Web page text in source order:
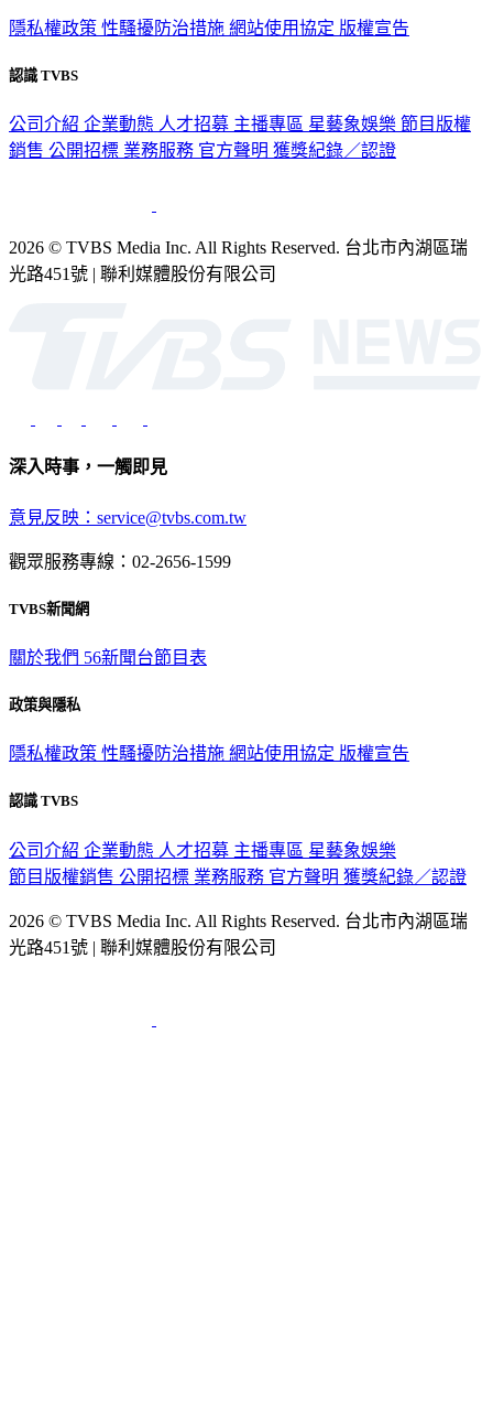
隱私權政策 性騷擾防治措施 網站使用協定 版權宣告
認識 TVBS
公司介紹 企業動態 人才招募 主播專區 星藝象娛樂 節目版權
銷售 公開招標 業務服務 官方聲明 獲獎紀錄／認證
2026 © TVBS Media Inc. All Rights Reserved. 台北市內湖區瑞
光路451號 | 聯利媒體股份有限公司
深入時事，一觸即見
意見反映：service@tvbs.com.tw
觀眾服務專線：02-2656-1599
TVBS新聞網
關於我們 56新聞台節目表
政策與隱私
隱私權政策 性騷擾防治措施 網站使用協定 版權宣告
認識 TVBS
公司介紹 企業動態 人才招募 主播專區 星藝象娛樂
節目版權銷售 公開招標 業務服務 官方聲明 獲獎紀錄／認證
2026 © TVBS Media Inc. All Rights Reserved. 台北市內湖區瑞
光路451號 | 聯利媒體股份有限公司